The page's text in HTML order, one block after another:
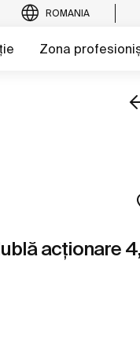
ROMANIA
Zona
acționare